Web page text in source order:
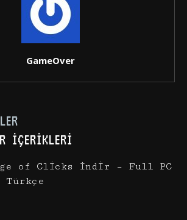
GameOver
İÇERIKLERI
of Clicks İndir – Full PC
Türkçe